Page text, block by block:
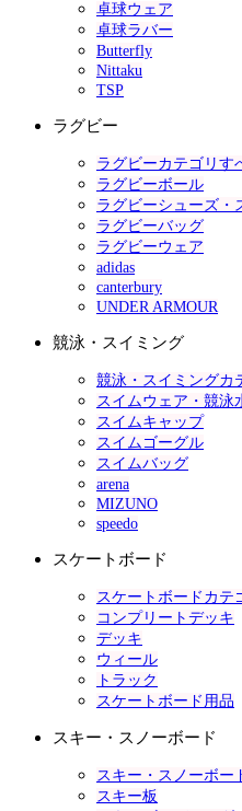
卓球ウェア
卓球ラバー
Butterfly
Nittaku
TSP
ラグビー
ラグビーカテゴリす
ラグビーボール
ラグビーシューズ・
ラグビーバッグ
ラグビーウェア
adidas
canterbury
UNDER ARMOUR
競泳・スイミング
競泳・スイミングカ
スイムウェア・競泳
スイムキャップ
スイムゴーグル
スイムバッグ
arena
MIZUNO
speedo
スケートボード
スケートボードカテ
コンプリートデッキ
デッキ
ウィール
トラック
スケートボード用品
スキー・スノーボード
スキー・スノーボー
スキー板